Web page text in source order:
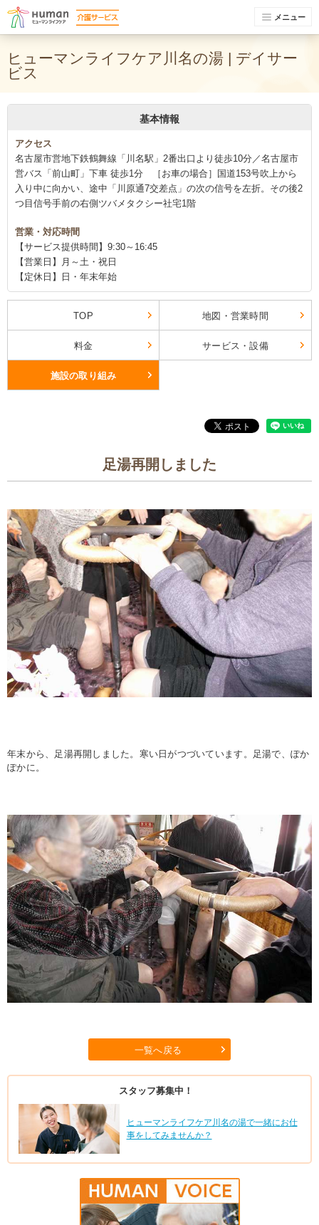
メニュー
ヒューマンライフケア川名の湯 | デイサー
ビス
基本情報
アクセス
名古屋市営地下鉄鶴舞線「川名駅」2番出口より徒歩10分／名古屋市
営バス「前山町」下車 徒歩1分 ［お車の場合］国道153号吹上から
入り中に向かい、途中「川原通7交差点」の次の信号を左折。その後2
つ目信号手前の右側ツバメタクシー社宅1階
営業・対応時間
【サービス提供時間】9:30～16:45
【営業日】月～土・祝日
【定休日】日・年末年始
TOP 地図・営業時間
料金 サービス・設備
施設の取り組み
足湯再開しました
年末から、足湯再開しました。寒い日がつづいています。足湯で、ぽか
ぽかに。
一覧へ戻る
スタッフ募集中！
ヒューマンライフケア川名の湯で一緒にお仕
事をしてみませんか？